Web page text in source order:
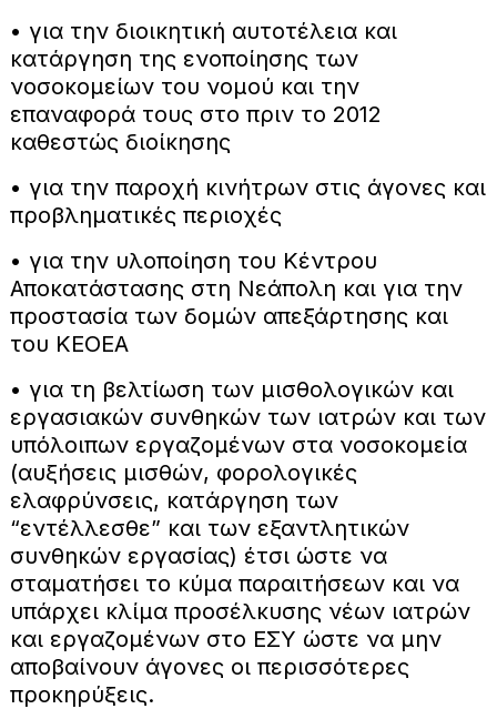
• για την διοικητική αυτοτέλεια και
κατάργηση της ενοποίησης των
νοσοκομείων του νομού και την
επαναφορά τους στο πριν το 2012
καθεστώς διοίκησης
• για την παροχή κινήτρων στις άγονες και
προβληματικές περιοχές
• για την υλοποίηση του Κέντρου
Αποκατάστασης στη Νεάπολη και για την
προστασία των δομών απεξάρτησης και
του ΚΕΟΕΑ
• για τη βελτίωση των μισθολογικών και
εργασιακών συνθηκών των ιατρών και των
υπόλοιπων εργαζομένων στα νοσοκομεία
(αυξήσεις μισθών, φορολογικές
ελαφρύνσεις, κατάργηση των
“εντέλλεσθε” και των εξαντλητικών
συνθηκών εργασίας) έτσι ώστε να
σταματήσει το κύμα παραιτήσεων και να
υπάρχει κλίμα προσέλκυσης νέων ιατρών
και εργαζομένων στο ΕΣΥ ώστε να μην
αποβαίνουν άγονες οι περισσότερες
προκηρύξεις.